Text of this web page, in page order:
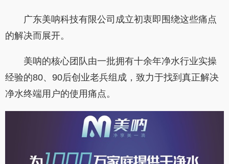
广东美呐科技有限公司成立初衷即围绕这些痛点
的解决而展开。
美呐的核心团队由一批拥有十余年净水行业实操
经验的80、 90后创业老兵组成，致力于找到真正解决
净水终端用户的使用痛点。